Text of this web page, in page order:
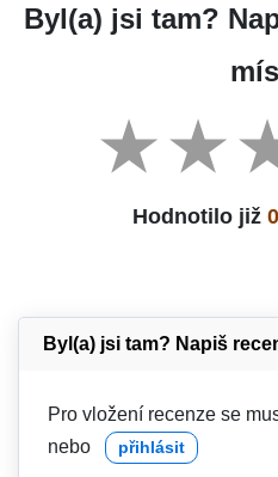
Byl(a) jsi tam?
Hodnotilo již
Byl(a) jsi tam? Napiš
Pro vložení recenze se
nebo přihlásit